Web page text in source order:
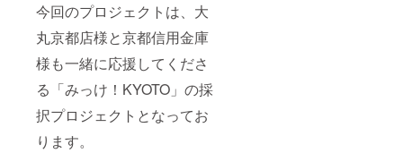
今回のプロジェクトは、大
丸京都店様と京都信用金庫
様も一緒に応援してくださ
る「みっけ！KYOTO」の採
択プロジェクトとなってお
ります。